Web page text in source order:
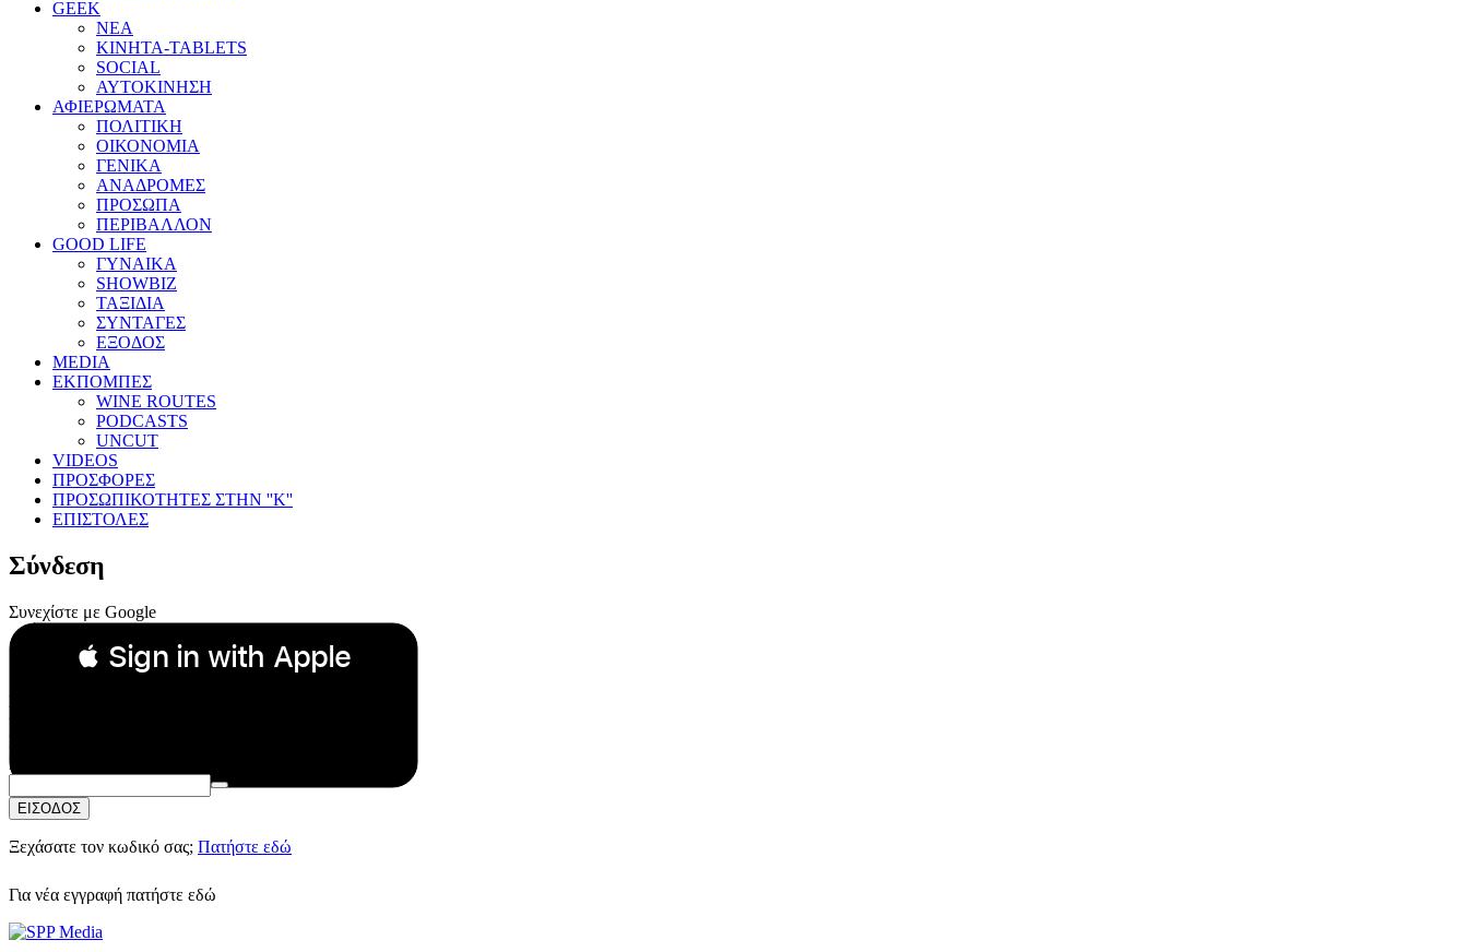
GEEK
ΝΕΑ
ΚΙΝΗΤΑ-TABLETS
SOCIAL
ΑΥΤΟΚΙΝΗΣΗ
ΑΦΙΕΡΩΜΑΤΑ
ΠΟΛΙΤΙΚΗ
ΟΙΚΟΝΟΜΙΑ
ΓΕΝΙΚΑ
ΑΝΑΔΡΟΜΕΣ
ΠΡΟΣΩΠΑ
ΠΕΡΙΒΑΛΛΟΝ
GOOD LIFE
ΓΥΝΑΙΚΑ
SHOWBIZ
ΤΑΞΙΔΙΑ
ΣΥΝΤΑΓΕΣ
ΕΞΟΔΟΣ
MEDIA
ΕΚΠΟΜΠΕΣ
WINE ROUTES
PODCASTS
UNCUT
VIDEOS
ΠΡΟΣΦΟΡΕΣ
ΠΡΟΣΩΠΙΚΟΤΗΤΕΣ ΣΤΗΝ ''Κ''
ΕΠΙΣΤΟΛΕΣ
Σύνδεση
Συνεχίστε με Google
 Sign in with Apple
Συνεχίστε με Apple
ή
Email:
Κωδικός Πρόσβασης:
ΕΙΣΟΔΟΣ
Ξεχάσατε τον κωδικό σας; Πατήστε εδώ
Για νέα εγγραφή πατήστε εδώ